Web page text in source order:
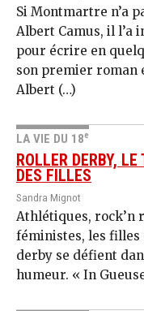
Si Montmartre n’a
Albert Camus, il l’a
pour écrire en
son premier roman
Albert (…)
LA VIE DU 18e
ROLLER DERBY, LE
DES FILLES
Sandra Mignot
Athlétiques, rock’n
féministes, les filles
derby se défient
humeur. « In